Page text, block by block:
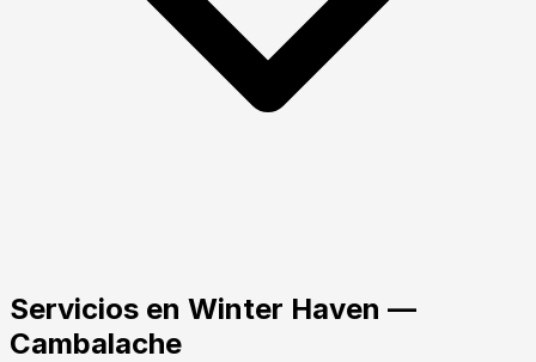
Servicios en Winter Haven —
Cambalache